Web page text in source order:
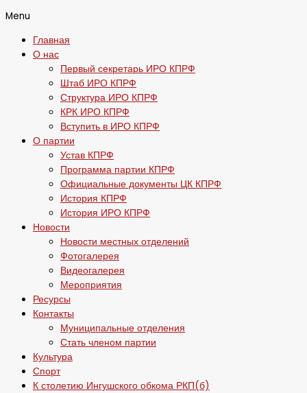
Menu
Главная
О нас
Первый секретарь ИРО КПРФ
Штаб ИРО КПРФ
Структура ИРО КПРФ
КРК ИРО КПРФ
Вступить в ИРО КПРФ
О партии
Устав КПРФ
Программа партии КПРФ
Официальные документы ЦК КПРФ
История КПРФ
История ИРО КПРФ
Новости
Новости местных отделений
Фотогалерея
Видеогалерея
Мероприятия
Ресурсы
Контакты
Муниципальные отделения
Стать членом партии
Культура
Спорт
К столетию Ингушского обкома РКП(б)